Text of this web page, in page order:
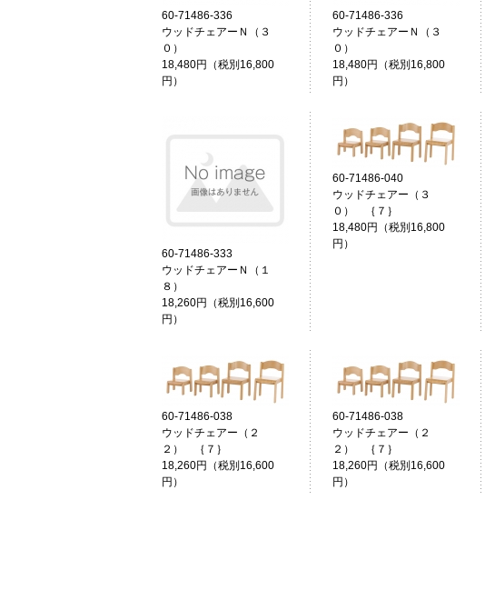
60-71486-336
ウッドチェアーＮ（３
０）
18,480円（税別16,800
円）
60-71486-336
ウッドチェアーＮ（３
０）
18,480円（税別16,800
円）
60-71486-333
ウッドチェアーＮ（１
８）
18,260円（税別16,600
円）
60-71486-040
ウッドチェアー（３
０） ｛７｝
18,480円（税別16,800
円）
60-71486-038
ウッドチェアー（２
２） ｛７｝
18,260円（税別16,600
円）
60-71486-038
ウッドチェアー（２
２） ｛７｝
18,260円（税別16,600
円）